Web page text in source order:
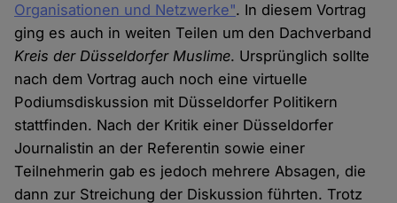
Organisationen und Netzwerke". In diesem Vortrag
ging es auch in weiten Teilen um den Dachverband
Kreis der Düsseldorfer Muslime. Ursprünglich sollte
nach dem Vortrag auch noch eine virtuelle
Podiumsdiskussion mit Düsseldorfer Politikern
stattfinden. Nach der Kritik einer Düsseldorfer
Journalistin an der Referentin sowie einer
Teilnehmerin gab es jedoch mehrere Absagen, die
dann zur Streichung der Diskussion führten. Trotz